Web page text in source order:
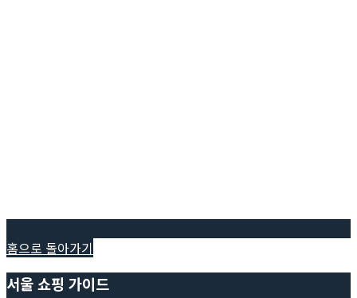
홈으로 돌아가기
서울 쇼핑 가이드